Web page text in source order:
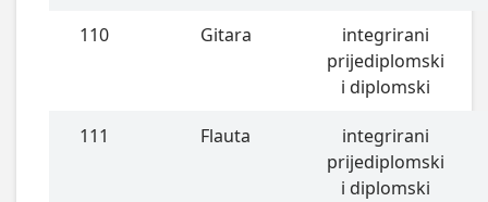
110 Gitara
integrirani
prijediplomski
i diplomski
111 Flauta
integrirani
prijediplomski
i diplomski